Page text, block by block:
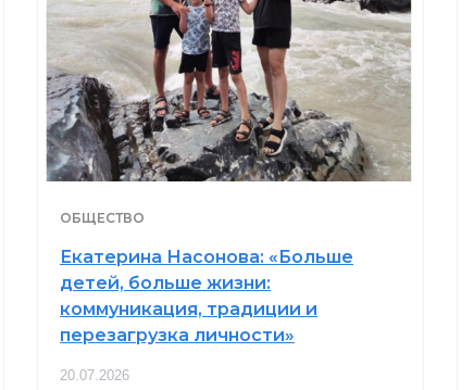
ОБЩЕСТВО
Екатерина Насонова: «Больше
детей, больше жизни:
коммуникация, традиции и
перезагрузка личности»
20.07.2026